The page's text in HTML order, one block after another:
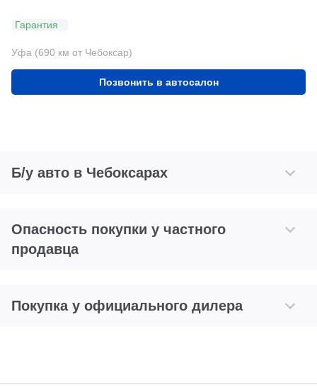
Гарантия
Уфа (690 км от Чебоксар)
Позвонить в автосалон
Б/у авто в Чебоксарах
Опасность покупки у частного
продавца
Покупка у официального дилера